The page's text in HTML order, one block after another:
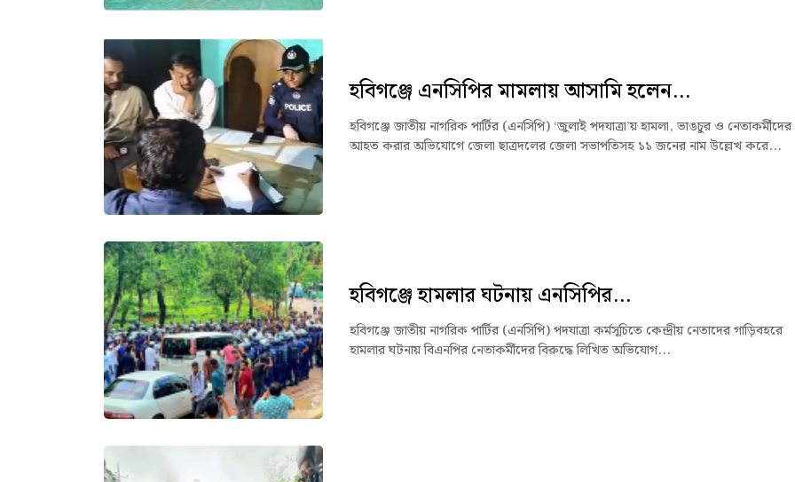
হবিগঞ্জে এনসিপির মামলায় আসামি হলেন...
হবিগঞ্জে জাতীয় নাগরিক পার্টির (এনসিপি) ‘জুলাই পদযাত্রা’য় হামলা, ভাঙচুর ও নেতাকর্মীদের
আহত করার অভিযোগে জেলা ছাত্রদলের জেলা সভাপতিসহ ১১ জনের নাম উল্লেখ করে...
হবিগঞ্জে হামলার ঘটনায় এনসিপির...
হবিগঞ্জে জাতীয় নাগরিক পার্টির (এনসিপি) পদযাত্রা কর্মসূচিতে কেন্দ্রীয় নেতাদের গাড়িবহরে
হামলার ঘটনায় বিএনপির নেতাকর্মীদের বিরুদ্ধে লিখিত অভিযোগ...